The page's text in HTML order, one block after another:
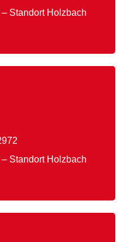
Standort Holzbach
Standort Holzbach